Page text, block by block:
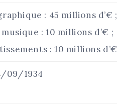
: 45 millions d’€ ;
: 10 millions d’€ ;
: 10 millions d’€
09/1934